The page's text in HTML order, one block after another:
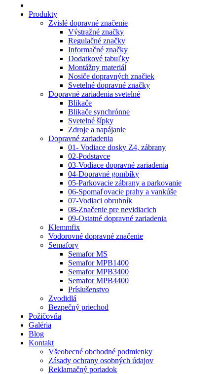
Produkty
Zvislé dopravné značenie
Výstražné značky
Regulačné značky
Informačné značky
Dodatkové tabuľky
Montážny materiál
Nosiče dopravných značiek
Svetelné dopravné značky
Dopravné zariadenia svetelné
Blikače
Blikače synchrónne
Svetelné šípky
Zdroje a napájanie
Dopravné zariadenia
01- Vodiace dosky Z4, zábrany
02-Podstavce
03-Vodiace dopravné zariadenia
04-Dopravné gombíky
05-Parkovacie zábrany a parkovanie
06-Spomaľovacie prahy a vankúše
07-Vodiaci obrubník
08-Značenie pre nevidiacich
09-Ostatné dopravné zariadenia
Klemmfix
Vodorovné dopravné značenie
Semafory
Semafor MS
Semafor MPB1400
Semafor MPB3400
Semafor MPB4400
Príslušenstvo
Zvodidlá
Bezpečný priechod
Požičovňa
Galéria
Blog
Kontakt
Všeobecné obchodné podmienky
Zásady ochrany osobných údajov
Reklamačný poriadok